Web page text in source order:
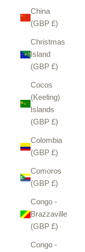
China
(GBP £)
Christmas
Island
(GBP £)
Cocos
(Keeling)
Islands
(GBP £)
Colombia
(GBP £)
Comoros
(GBP £)
Congo -
Brazzaville
(GBP £)
Congo -